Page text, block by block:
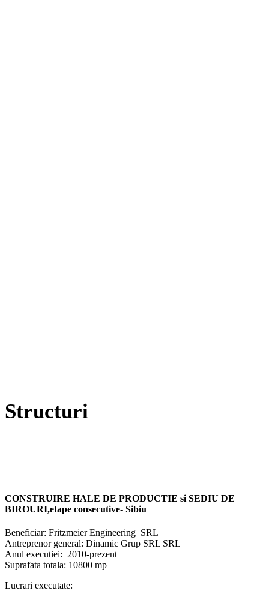
Structuri
CONSTRUIRE HALE DE PRODUCTIE si SEDIU DE
BIROURI,etape consecutive- Sibiu
Beneficiar: Fritzmeier Engineering SRL
Antreprenor general: Dinamic Grup SRL SRL
Anul executiei: 2010-prezent
Suprafata totala: 10800 mp
Lucrari executate: